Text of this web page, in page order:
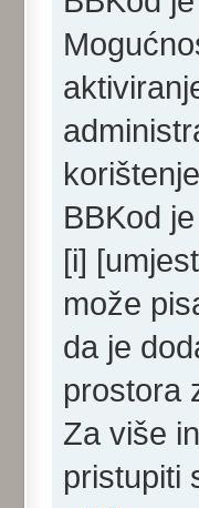
BBKod
[i]
može
da je
prostora
Za više
pristupiti